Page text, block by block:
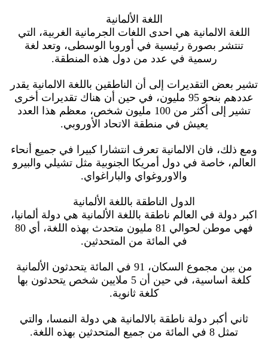
اللغة الألمانية
اللغة الالمانية هي احدى اللغات الجرمانية الغربية، التي
تنتشر بصورة رئيسية في أوروبا الوسطى، وتعد لغة
رسمية في عدد من دول هذه المنطقة.
تشير بعض التقديرات إلى أن الناطقين باللغة الالمانية يقدر
عددهم بنحو 95 مليون، في حين أن هناك تقديرات أخرى
تشير إلى أكثر من 100 مليون شخص، معظم هذا العدد
يعيش في منطقة الاتحاد الأوروبي.
ومع ذلك، فان الالمانية تعرف انتشارا كبيرا في جميع أنحاء
العالم، خاصة في دول أمريكا الجنوبية مثل تشيلي والبيرو
والاوروغواي والباراغواي.
الدول الناطقة باللغة الألمانية
اكبر دولة في العالم ناطقة باللغة الألمانية هي دولة ألمانيا،
فهي موطن لحوالي 81 مليون متحدث بهذه اللغة، أي 80
في المائة من المتحدثين.
من بين مجموع السكان، 91 في المائة يتحدثون الألمانية
كلغة اساسية، في حين أن 5 ملايين شخص يتحدثون بها
كلغة ثانوية.
ثاني أكبر دولة ناطقة بالالمانية هي دولة النمسا، والتي
تمثل 8 في المائة من جميع المتحدثين بهذه اللغة.